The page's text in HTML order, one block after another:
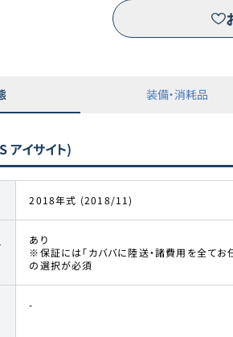
※三菱オートリース（
装備・消耗品
アイサイト)
2018年式 (2018/11)
あり
※保証には「カババに陸送・諸費用を全てお
の選択が必須
-